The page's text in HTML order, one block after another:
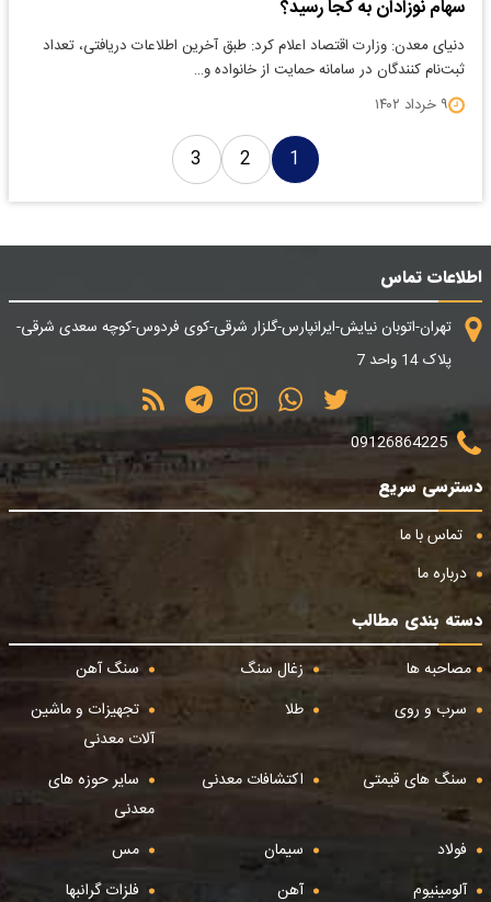
سهام نوزادان به کجا رسید؟
دنیای معدن: وزارت اقتصاد اعلام کرد: طبق آخرین اطلاعات دریافتی، تعداد
ثبت‌نام کنندگان در سامانه حمایت از خانواده و…
۹ خرداد ۱۴۰۲
1
2
3
اطلاعات تماس
تهران-اتوبان نیایش-ایرانپارس-گلزار شرقی-کوی فردوس-کوچه سعدی شرقی-
پلاک 14 واحد 7
09126864225
دسترسی سریع
تماس با ما
درباره ما
دسته بندی مطالب
مصاحبه ها
زغال سنگ
سنگ آهن
سرب و روی
طلا
تجهیزات و ماشین
آلات معدنی
سنگ های قیمتی
اکتشافات معدنی
سایر حوزه های
معدنی
فولاد
سیمان
مس
آلومینیوم
آهن فلزات گرانبها